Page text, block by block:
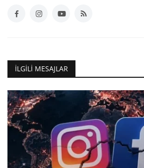
İLGILI MESAJLAR